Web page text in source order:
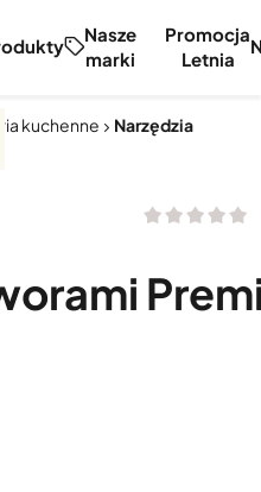
Nasze
marki
Promocja
Letnia
kuchenne Narzędzia